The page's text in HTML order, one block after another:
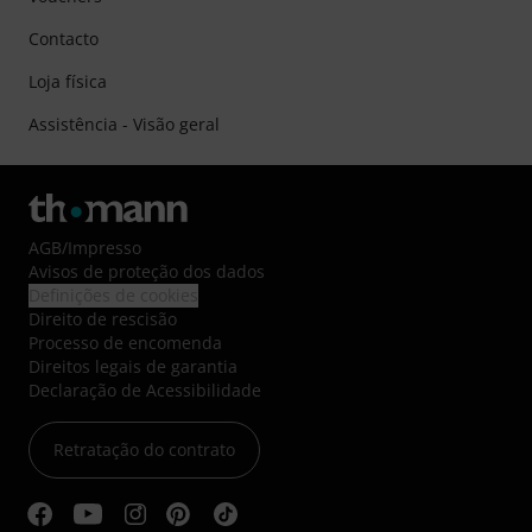
Contacto
Loja física
Assistência - Visão geral
AGB/Impresso
Avisos de proteção dos dados
Direito de rescisão
Processo de encomenda
Direitos legais de garantia
Declaração de Acessibilidade
Retratação do contrato